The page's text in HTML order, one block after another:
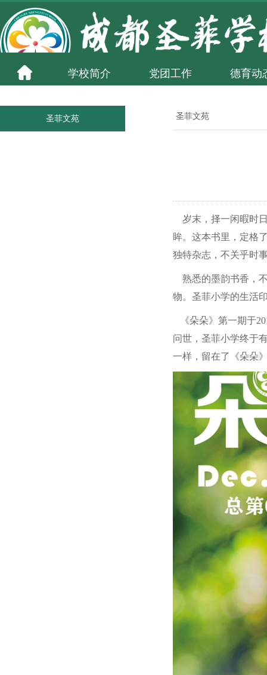
学校简介 党团工作 德育动
圣菲文苑 圣菲文苑
岁末，择一闲暇时
眸。这本书里，定格
独特杂志，不关乎时
熟悉的墨韵书香，
物。圣菲小学的生活
《朵朵》第一期于
问世，圣菲小学终于
一样，留在了《朵朵